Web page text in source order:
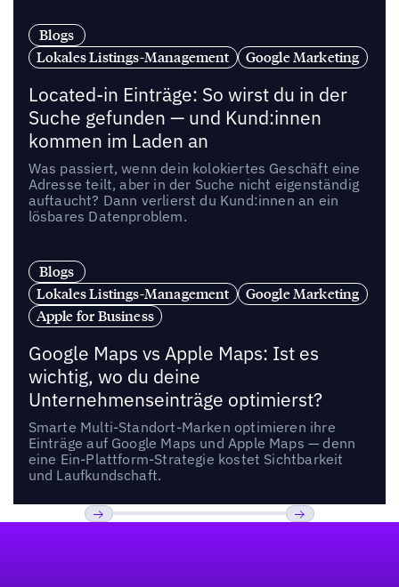
Blogs
Lokales Listings-Management
Google Marketing
Located-in Einträge: So wirst du in der
Suche gefunden — und Kund:innen
kommen im Laden an
Was passiert, wenn dein kolokiertes Geschäft eine
Adresse teilt, aber in der Suche nicht eigenständig
auftaucht? Dann verlierst du Kund:innen an ein
lösbares Datenproblem.
Blogs
Lokales Listings-Management
Google Marketing
Apple for Business
Google Maps vs Apple Maps: Ist es
wichtig, wo du deine
Unternehmenseinträge optimierst?
Smarte Multi-Standort-Marken optimieren ihre
Einträge auf Google Maps und Apple Maps — denn
eine Ein-Plattform-Strategie kostet Sichtbarkeit
und Laufkundschaft.